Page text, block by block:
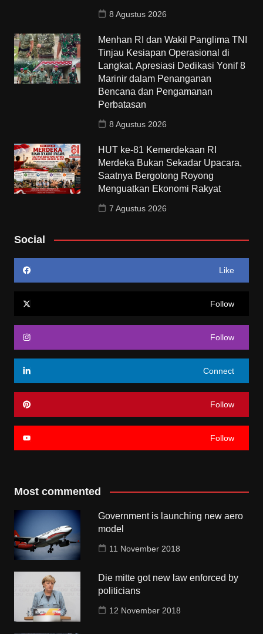
8 Agustus 2026
Menhan RI dan Wakil Panglima TNI
Tinjau Kesiapan Operasional di
Langkat, Apresiasi Dedikasi Yonif 8
Marinir dalam Penanganan
Bencana dan Pengamanan
Perbatasan
8 Agustus 2026
HUT ke-81 Kemerdekaan RI
Merdeka Bukan Sekadar Upacara,
Saatnya Bergotong Royong
Menguatkan Ekonomi Rakyat
7 Agustus 2026
Social
Like
Follow
Follow
Connect
Follow
Follow
Most commented
Government is launching new aero
model
11 November 2018
Die mitte got new law enforced by
politicians
12 November 2018